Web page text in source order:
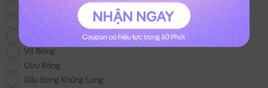
Gối Chữ U
Gấu Bông Stitch
Gấu Bông To
Vịt Bông
Cừu Bông
Gấu Bông Khủng Long